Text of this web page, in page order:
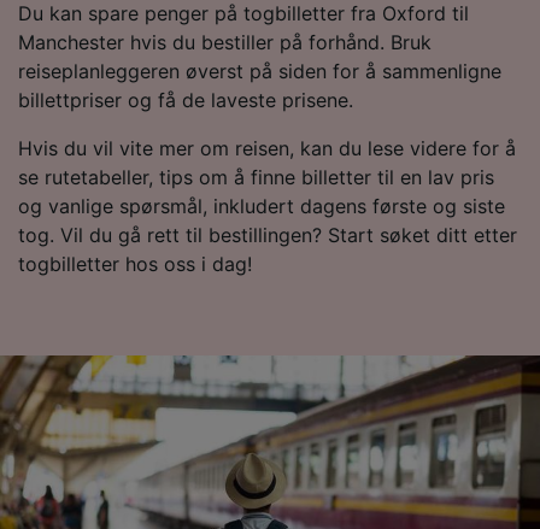
Du kan spare penger på togbilletter fra Oxford til
Manchester hvis du bestiller på forhånd. Bruk
reiseplanleggeren øverst på siden for å sammenligne
billettpriser og få de laveste prisene.
Hvis du vil vite mer om reisen, kan du lese videre for å
se rutetabeller, tips om å finne billetter til en lav pris
og vanlige spørsmål, inkludert dagens første og siste
tog. Vil du gå rett til bestillingen? Start søket ditt etter
togbilletter hos oss i dag!